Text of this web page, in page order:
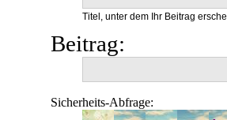
Titel, unter dem Ihr Beitrag
Beitrag:
Sicherheits-Abfrage: